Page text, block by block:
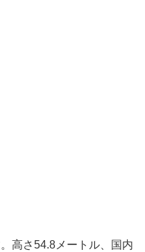
高さ54.8メートル、国内